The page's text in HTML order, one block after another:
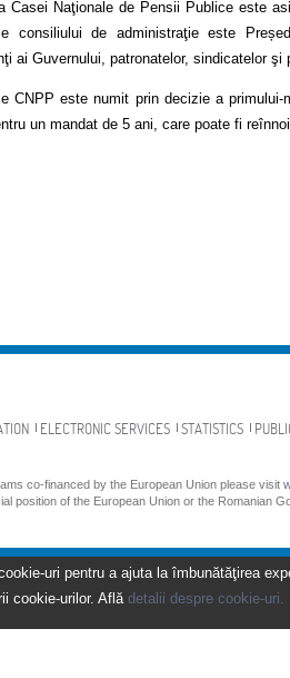
Casei Naţionale de Pensii Publice este
consiliului de administraţie este
ai Guvernului, patronatelor, sindicatelor şi
CNPP este numit prin decizie a
un mandat de 5 ani, care poate fi
ELECTRONIC SERVICES STATISTICS
co-financed by the European Union please visit
position of the European Union or the Romanian
uri pentru a ajuta la îmbunătăţirea
cookie-urilor. Află detalii despre cookie-uri.